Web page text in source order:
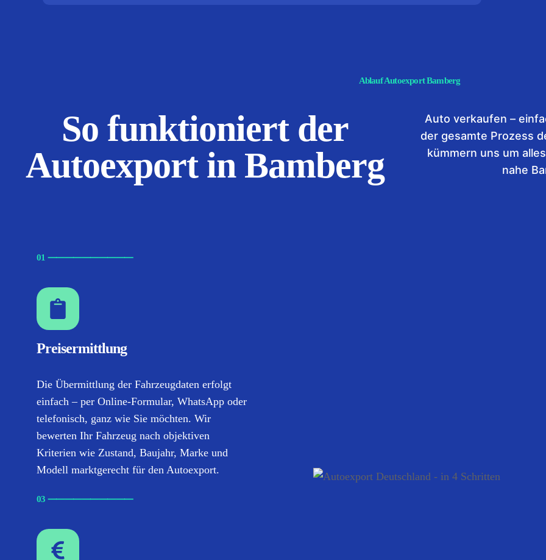
Ablauf Autoexport Bamberg
So funktioniert der
Autoexport in Bamberg
Auto verkaufen –
der gesamte Prozess
kümmern uns um
nahe
01 ⸺⸺⸺⸺⸺
Preisermittlung
Die Übermittlung der Fahrzeugdaten erfolgt
einfach – per Online-Formular, WhatsApp oder
telefonisch, ganz wie Sie möchten. Wir
bewerten Ihr Fahrzeug nach objektiven
Kriterien wie Zustand, Baujahr, Marke und
Modell marktgerecht für den Autoexport.
03 ⸺⸺⸺⸺⸺